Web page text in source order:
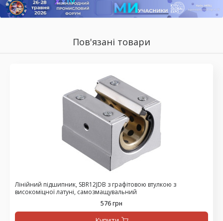
Пов'язані товари
Лінійний підшипник, SBR12JDB з графітовою втулкою з
високоміцної латуні, самозмащувальний
576 грн